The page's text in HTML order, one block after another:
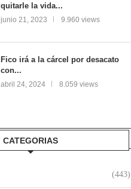
quitarle la vida...
junio 21, 2023 9.960 views
Fico irá a la cárcel por desacato
con...
abril 24, 2024 8.059 views
CATEGORIAS
(443)